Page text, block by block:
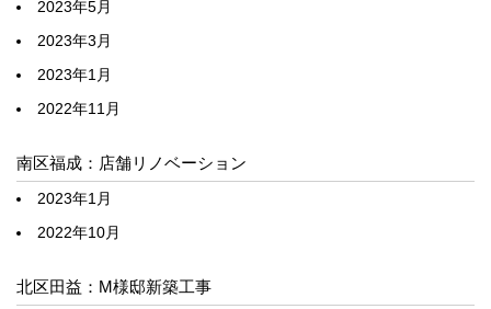
2023年5月
2023年3月
2023年1月
2022年11月
南区福成：店舗リノベーション
2023年1月
2022年10月
北区田益：M様邸新築工事